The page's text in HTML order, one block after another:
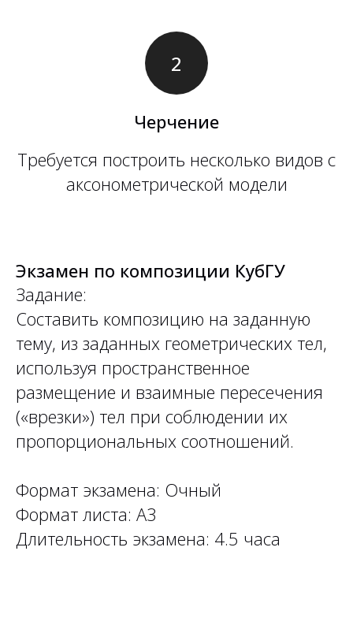
Черчение
Требуется построить несколько видов с
аксонометрической модели
Экзамен по композиции КубГУ
Задание:
Составить композицию на заданную
тему, из заданных геометрических тел,
используя пространственное
размещение и взаимные пересечения
(«врезки») тел при соблюдении их
пропорциональных соотношений.
Формат экзамена: Очный
Формат листа: А3
Длительность экзамена: 4.5 часа